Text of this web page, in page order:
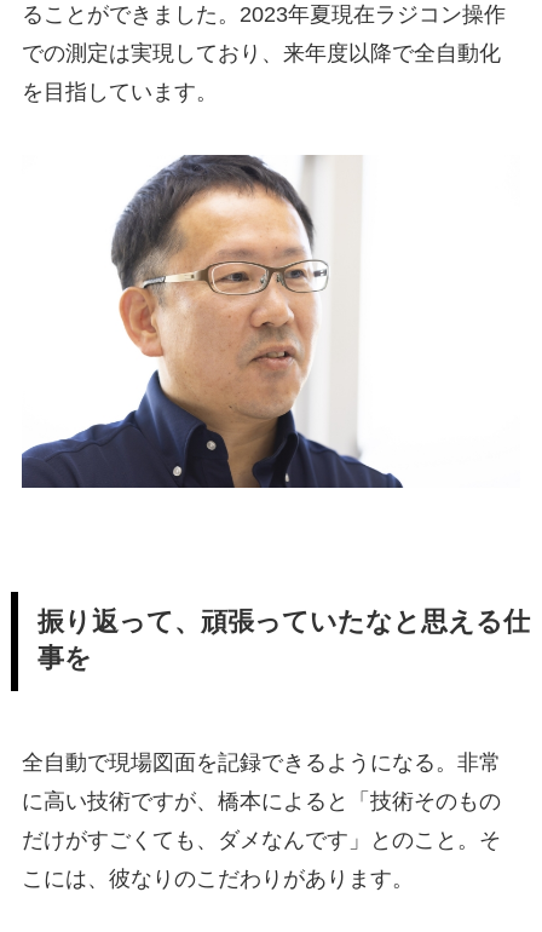
ることができました。2023年夏現在ラジコン操作
での測定は実現しており、来年度以降で全自動化
を目指しています。
振り返って、頑張っていたなと思える仕
事を
全自動で現場図面を記録できるようになる。非常
に高い技術ですが、橋本によると「技術そのもの
だけがすごくても、ダメなんです」とのこと。そ
こには、彼なりのこだわりがあります。